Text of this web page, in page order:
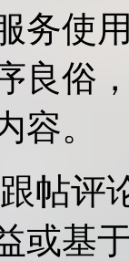
务使
良俗
容。
帖评
或基